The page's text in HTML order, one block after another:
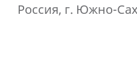
Россия, г. Южно-